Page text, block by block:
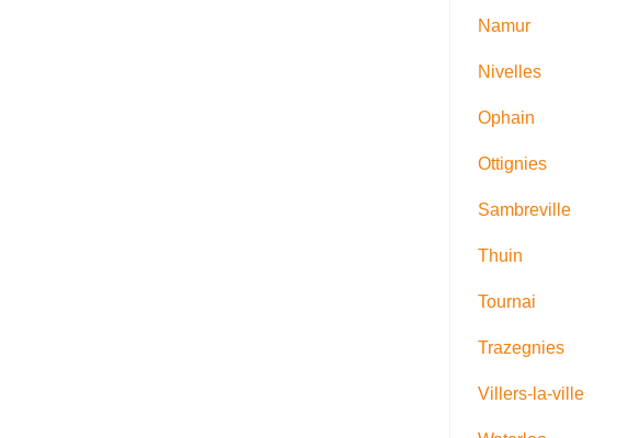
Namur
Nivelles
Ophain
Ottignies
Sambreville
Thuin
Tournai
Trazegnies
Villers-la-ville